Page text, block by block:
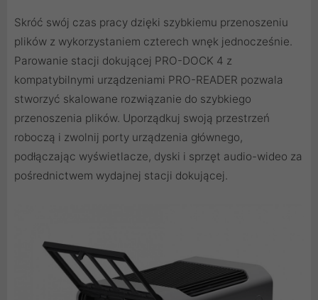
Skróć swój czas pracy dzięki szybkiemu przenoszeniu
plików z wykorzystaniem czterech wnęk jednocześnie.
Parowanie stacji dokującej PRO-DOCK 4 z
kompatybilnymi urządzeniami PRO-READER pozwala
stworzyć skalowane rozwiązanie do szybkiego
przenoszenia plików. Uporządkuj swoją przestrzeń
roboczą i zwolnij porty urządzenia głównego,
podłączając wyświetlacze, dyski i sprzęt audio-wideo za
pośrednictwem wydajnej stacji dokującej.